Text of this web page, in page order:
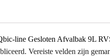
line Gesloten Afvalbak 9L
Vereiste velden zijn